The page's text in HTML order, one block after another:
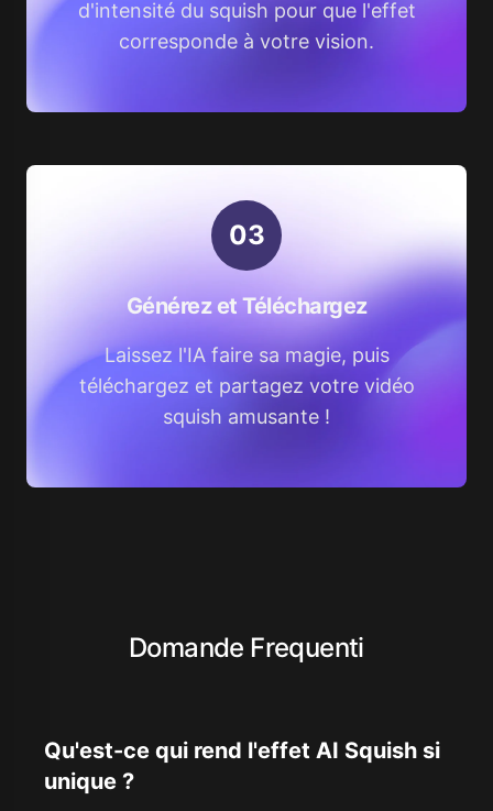
d'intensité du squish pour que l'effet
corresponde à votre vision.
03
Générez et Téléchargez
Laissez l'IA faire sa magie, puis
téléchargez et partagez votre vidéo
squish amusante !
Domande Frequenti
Qu'est-ce qui rend l'effet AI Squish si
unique ?